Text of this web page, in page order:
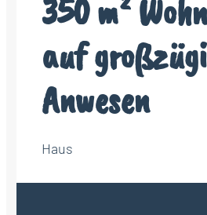
350 m²
auf
Anwesen
Haus